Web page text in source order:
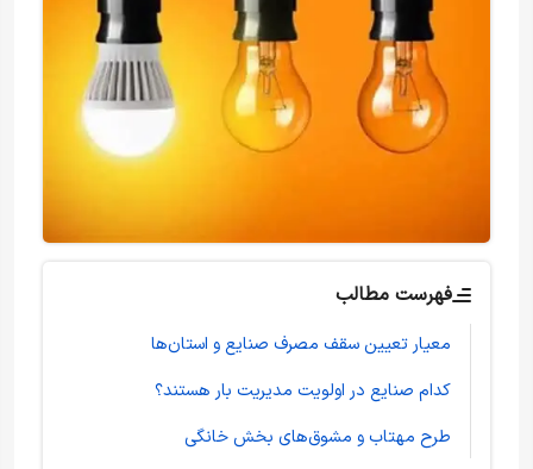
فهرست مطالب
معیار تعیین سقف مصرف صنایع و استان‌ها
کدام صنایع در اولویت مدیریت بار هستند؟
طرح مهتاب و مشوق‌های بخش خانگی